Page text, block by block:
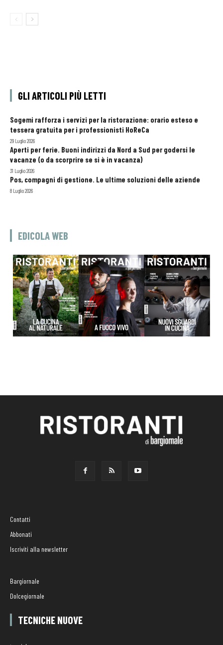
GLI ARTICOLI PIÙ LETTI
Sogemi rafforza i servizi per la ristorazione: orario esteso e
tessera gratuita per i professionisti HoReCa
29 Luglio 2026
Aperti per ferie. Buoni indirizzi da Nord a Sud per godersi le
vacanze (o da scorprire se si è in vacanza)
31 Luglio 2026
Pos, compagni di gestione. Le ultime soluzioni delle aziende
8 Luglio 2026
EDICOLA WEB
Contatti
Abbonati
Iscriviti alla newsletter
Bargiornale
Dolcegiornale
TECNICHE NUOVE